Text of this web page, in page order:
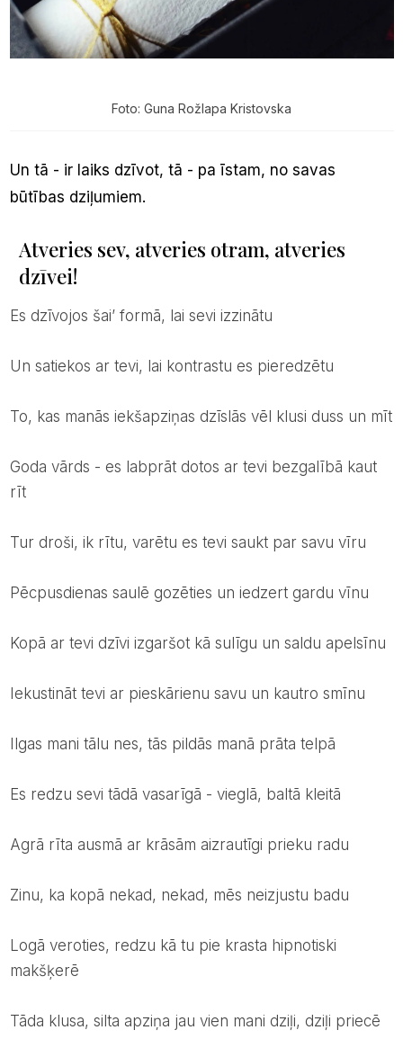
Foto: Guna Rožlapa Kristovska
Un tā - ir laiks dzīvot, tā - pa īstam, no savas
būtības dziļumiem.
Atveries sev, atveries otram, atveries
dzīvei!
es dzīvojos šai’ formā, lai sevi izzinātu
un satiekos ar tevi, lai kontrastu es pieredzētu
to, kas manās iekšapziņas dzīslās vēl klusi duss un mīt
goda vārds - es labprāt dotos ar tevi bezgalībā kaut
rīt
tur droši, ik rītu, varētu es tevi saukt par savu vīru
pēcpusdienas saulē gozēties un iedzert gardu vīnu
kopā ar tevi dzīvi izgaršot kā sulīgu un saldu apelsīnu
iekustināt tevi ar pieskārienu savu un kautro smīnu
ilgas mani tālu nes, tās pildās manā prāta telpā
es redzu sevi tādā vasarīgā - vieglā, baltā kleitā
agrā rīta ausmā ar krāsām aizrautīgi prieku radu
zinu, ka kopā nekad, nekad, mēs neizjustu badu
logā veroties, redzu kā tu pie krasta hipnotiski
makšķerē
tāda klusa, silta apziņa jau vien mani dziļi, dziļi priecē